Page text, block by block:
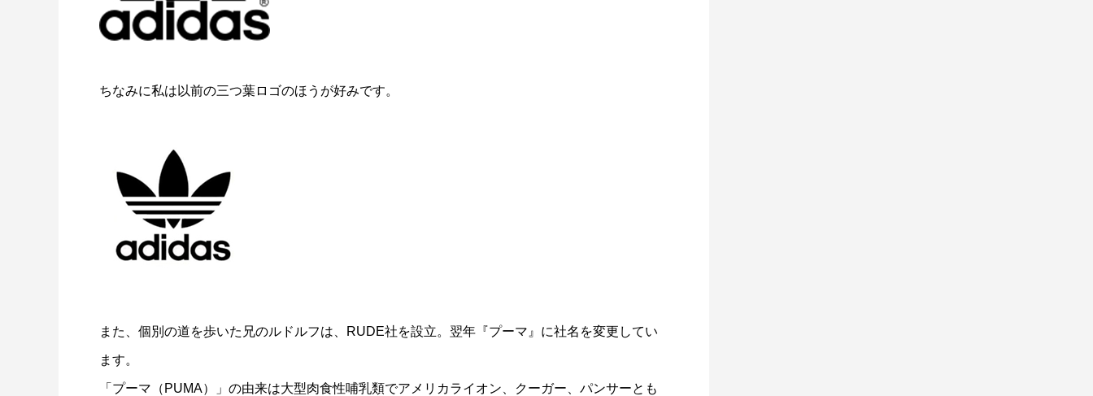
ちなみに私は以前の三つ葉ロゴのほうが好みです。
また、個別の道を歩いた兄のルドルフは、RUDE社を設立。翌年『プーマ』に社名を変更してい
ます。
「プーマ（PUMA）」の由来は大型肉食性哺乳類でアメリカライオン、クーガー、パンサーとも